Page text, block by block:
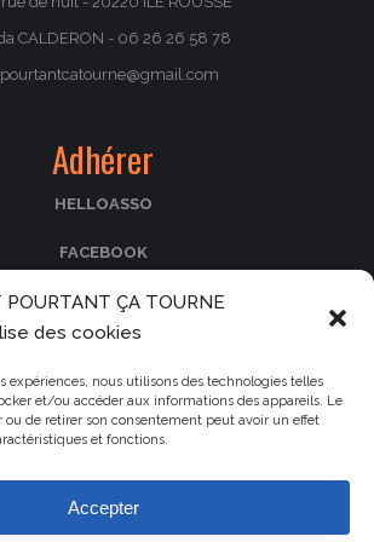
POURTANT ÇA TOURNE
des cookies
expériences, nous utilisons des technologies telles
et/ou accéder aux informations des appareils. Le
ou de retirer son consentement peut avoir un effet
et fonctions.
Accepter
CALDERON - 06 26 26 58 78
Adhérer
HELLOASSO
FACEBOOK
PASSCULTURA
Nos partenaires
Le cinéma La Fogata
La collectivité de Corse